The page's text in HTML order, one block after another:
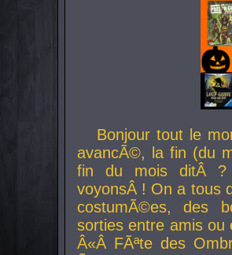
Bonjour tout le
avancÃ©, la fin (du
fin du mois ditÂ ?
voyonsÂ ! On a tous
costumÃ©es, des
sorties entre amis
Â«Â FÃªte des